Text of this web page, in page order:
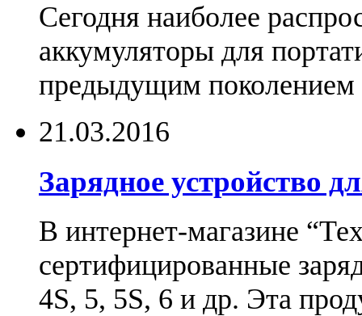
Сегодня наиболее
аккумуляторы для
предыдущим поколением
21.03.2016
Зарядное устройство
В интернет-магазине
сертифицированные
4S, 5, 5S, 6 и др. Эта